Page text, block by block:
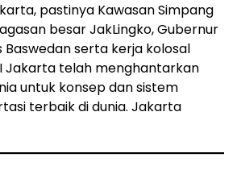
pastinya Kawasan Simpang
besar JakLingko, Gubernur
Baswedan serta kerja kolosal
Jakarta telah menghantarkan
untuk konsep dan sistem
terbaik di dunia. Jakarta